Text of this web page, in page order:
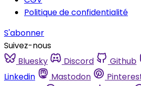
Politique de confidentialité
S'abonner
Suivez-nous
Bluesky
Discord Github
Linkedin
Mastodon